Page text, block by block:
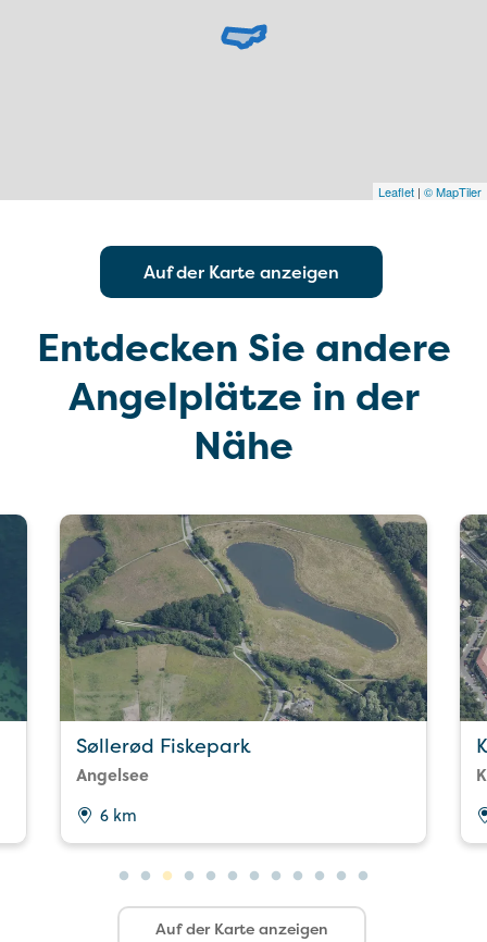
Leaflet | © MapTiler
Auf der Karte anzeigen
Entdecken Sie andere
Angelplätze in der
Nähe
Søllerød Fiskepark
Angelsee
6 km
Auf der Karte anzeigen